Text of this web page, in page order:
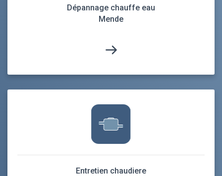
Dépannage chauffe eau
Mende
Entretien chaudiere